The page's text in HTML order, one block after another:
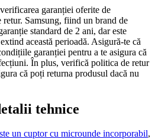
garanției oferite de
Samsung, fiind un brand de
standard de 2 ani, dar este
această perioadă. Asigură-te că
garanției pentru a te asigura că
În plus, verifică politica de retur
că poți returna produsul dacă nu
tehnice
un cuptor cu microunde incorporabil,